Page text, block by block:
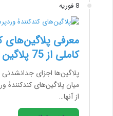
8 فوریه
معرفی پلاگین‌های
کاملی از 75 پلاگین
پلاگین‌ها اجزای
میان پلاگین‌های کندکنندۀ
از آنها…